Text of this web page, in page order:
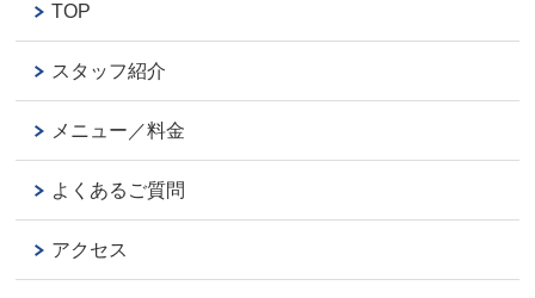
TOP
スタッフ紹介
メニュー／料金
よくあるご質問
アクセス